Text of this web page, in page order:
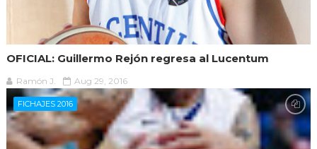
OFICIAL: Guillermo Rejón regresa al Lucentum
Ramón J. Aug 29, 2016
FICHAJES 2016